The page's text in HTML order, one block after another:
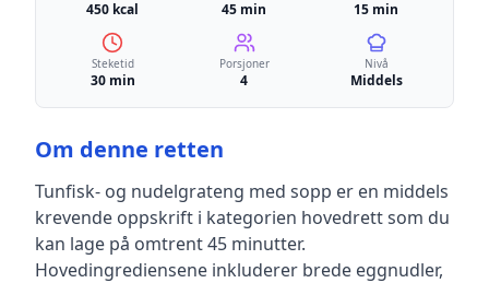
450 kcal 45 min 15 min
Steketid
30 min
Porsjoner
4
Nivå
Middels
Om denne retten
Tunfisk- og nudelgrateng med sopp er en middels
krevende oppskrift i kategorien hovedrettsom du
kan lage på omtrent 45 minutter.
Hovedingrediensene inkluderer brede eggnudler,